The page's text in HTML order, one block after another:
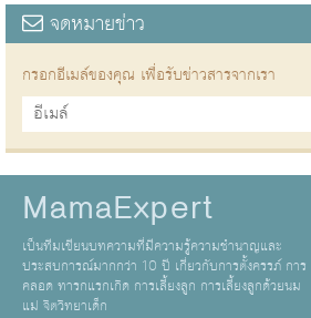
จดหมายข่าว
กรอกอีเมล์ของคุณ เพื่อรับข่าวสารจากเรา
MamaExpert
เป็นทีมเขียนบทความที่มีความรู้ความชำนาญและ
ประสบการณ์มากกว่า 10 ปี เกี่ยวกับการตั้งครรภ์ การ
คลอด ทารกแรกเกิด การเลี้ยงลูก การเลี้ยงลูกด้วยนม
แม่ จิตวิทยาเด็ก